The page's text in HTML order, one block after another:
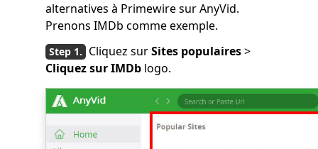
alternatives à Primewire sur AnyVid.
Prenons IMDb comme exemple.
Cliquez surSites populaires>
Cliquez sur IMDb logo.